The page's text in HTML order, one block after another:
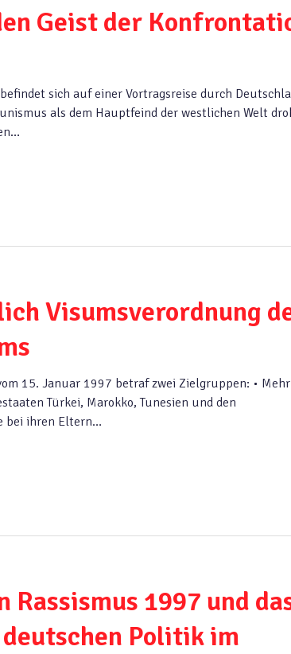
Geist der
sich auf einer Vortragsreise durch
als dem Hauptfeind der westlichen Welt
Visumsverordnung
15. Januar 1997 betraf zwei Zielgruppen: •
Türkei, Marokko, Tunesien und den
bei ihren Eltern…
Rassismus 1997 und
Politik im